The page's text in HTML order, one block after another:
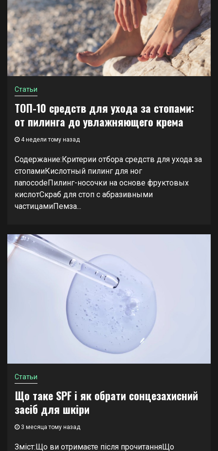
Статьи
ТОП-10 средств для ухода за стопами:
от пилинга до увлажняющего крема
4 недели тому назад
Содержание:Критерии отбора средств для ухода за
стопамиКислотный пилинг для ног
nanocodeПилинг-носочки на основе фруктовых
кислотСкраб для стоп с абразивными
частицамиПемза...
Статьи
Що таке SPF і як обрати сонцезахисний
засіб для шкіри
3 месяца тому назад
Зміст:Що ви отримаєте після прочитанняЩо